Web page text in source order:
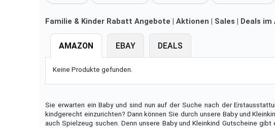
Familie & Kinder Rabatt Angebote | Aktionen | Sales | Deals im
AMAZON
Keine Produkte gefunden.
EBAY DEALS
Sie erwarten ein Baby und sind nun auf der Suche nach der
kindgerecht einzurichten? Dann können Sie durch unsere Baby und
auch Spielzeug suchen. Denn unsere Baby und Kleinkind Gutscheine